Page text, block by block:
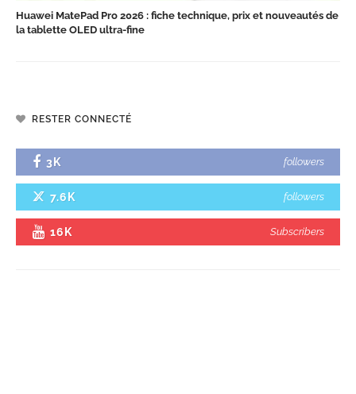
Huawei MatePad Pro 2026 : fiche technique, prix et nouveautés de
la tablette OLED ultra-fine
RESTER CONNECTÉ
3K followers
7.6K followers
16K Subscribers